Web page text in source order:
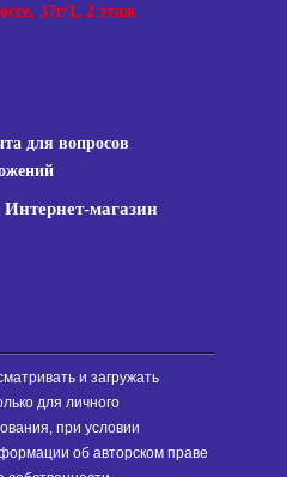
37г/1, 2 этаж
для вопросов
магазин
и загружать
для личного
при условии
об авторском праве